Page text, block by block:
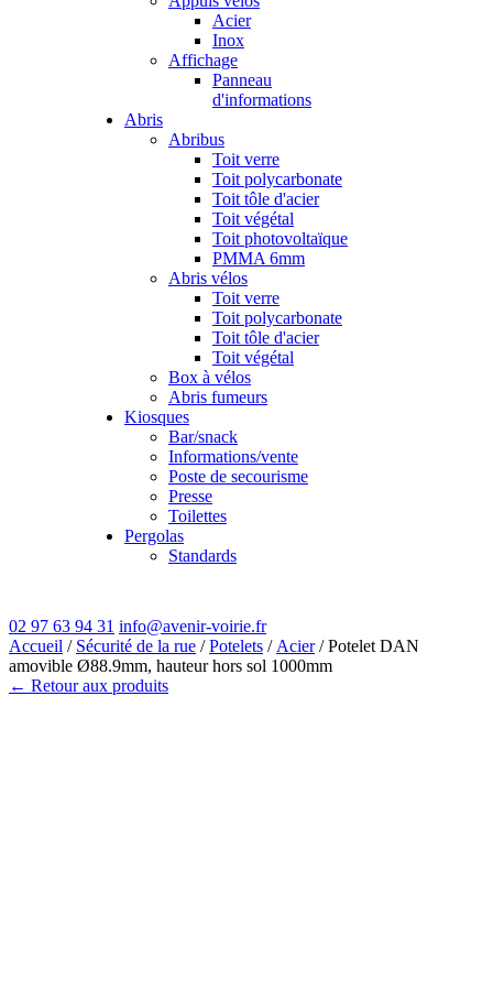
Acier
Inox
Affichage
Panneau
d'informations
Abris
Abribus
Toit verre
Toit polycarbonate
Toit tôle d'acier
Toit végétal
Toit photovoltaïque
PMMA 6mm
Abris vélos
Toit verre
Toit polycarbonate
Toit tôle d'acier
Toit végétal
Box à vélos
Abris fumeurs
Kiosques
Bar/snack
Informations/vente
Poste de secourisme
Presse
Toilettes
Pergolas
Standards
02 97 63 94 31 info@avenir-voirie.fr
Accueil / Sécurité de la rue /Potelets / Acier/ Potelet DAN
amovible Ø88.9mm, hauteur hors sol 1000mm
← Retour aux produits